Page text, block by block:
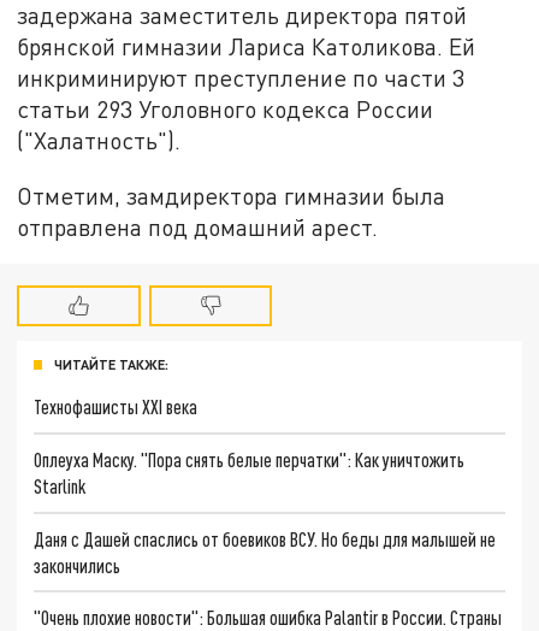
задержана заместитель директора пятой
брянской гимназии Лариса Католикова. Ей
инкриминируют преступление по части 3
статьи 293 Уголовного кодекса России
("Халатность").
Отметим, замдиректора гимназии была
отправлена под домашний арест.
ЧИТАЙТЕ ТАКЖЕ:
Технофашисты XXI века
Оплеуха Маску. "Пора снять белые перчатки": Как уничтожить
Starlink
Даня с Дашей спаслись от боевиков ВСУ. Но беды для малышей не
закончились
"Очень плохие новости": Большая ошибка Palantir в России. Страны